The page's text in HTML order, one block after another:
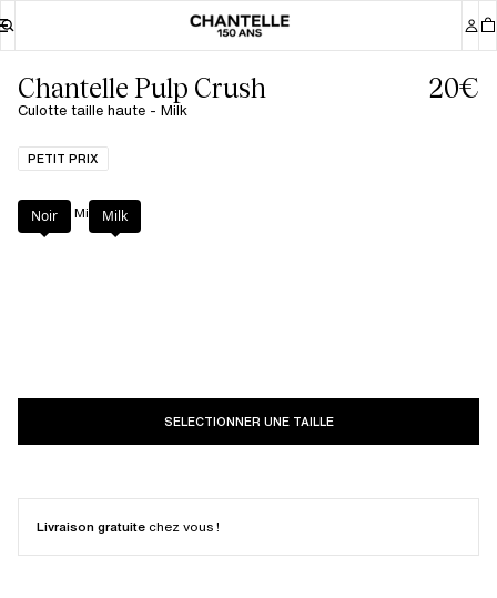
Chantelle Pulp Crush
Culotte taille haute - Milk
20€
PETIT PRIX
Couleur Milk
Noir Milk
SELECTIONNER UNE TAILLE
Livraison gratuite chez vous !